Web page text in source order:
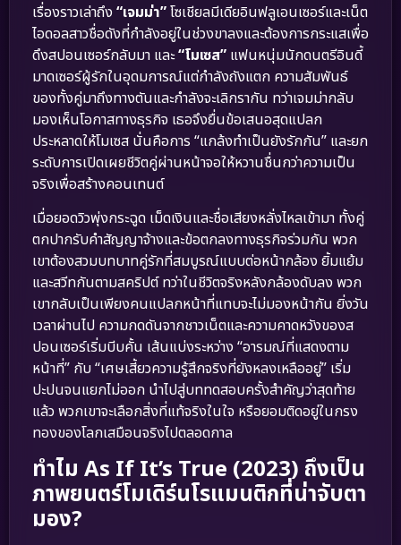
เรื่องราวเล่าถึง “เจมม่า”โซเชียลมีเดียอินฟลูเอนเซอร์และเน็ต
ไอดอลสาวชื่อดังที่กำลังอยู่ในช่วงขาลงและต้องการกระแสเพื่อ
ดึงสปอนเซอร์กลับมา และ“โมเซส” แฟนหนุ่มนักดนตรีอินดี้
มาดเซอร์ผู้รักในอุดมการณ์แต่กำลังถังแตก ความสัมพันธ์
ของทั้งคู่มาถึงทางตันและกำลังจะเลิกรากัน ทว่าเจมม่ากลับ
มองเห็นโอกาสทางธุรกิจ เธอจึงยื่นข้อเสนอสุดแปลก
ประหลาดให้โมเซส นั่นคือการ “แกล้งทำเป็นยังรักกัน” และยก
ระดับการเปิดเผยชีวิตคู่ผ่านหน้าจอให้หวานชื่นกว่าความเป็น
จริงเพื่อสร้างคอนเทนต์
เมื่อยอดวิวพุ่งกระฉูด เม็ดเงินและชื่อเสียงหลั่งไหลเข้ามา ทั้งคู่
ตกปากรับคำสัญญาจ้างและข้อตกลงทางธุรกิจร่วมกัน พวก
เขาต้องสวมบทบาทคู่รักที่สมบูรณ์แบบต่อหน้ากล้อง ยิ้มแย้ม
และสวีทกันตามสคริปต์ ทว่าในชีวิตจริงหลังกล้องดับลง พวก
เขากลับเป็นเพียงคนแปลกหน้าที่แทบจะไม่มองหน้ากัน ยิ่งวัน
เวลาผ่านไป ความกดดันจากชาวเน็ตและความคาดหวังของส
ปอนเซอร์เริ่มบีบคั้น เส้นแบ่งระหว่าง “อารมณ์ที่แสดงตาม
หน้าที่” กับ “เศษเสี้ยวความรู้สึกจริงที่ยังหลงเหลืออยู่” เริ่ม
ปะปนจนแยกไม่ออก นำไปสู่บททดสอบครั้งสำคัญว่าสุดท้าย
แล้ว พวกเขาจะเลือกสิ่งที่แท้จริงในใจ หรือยอมติดอยู่ในกรง
ทองของโลกเสมือนจริงไปตลอดกาล
ทำไม As If It’s True (2023) ถึงเป็น
ภาพยนตร์โมเดิร์นโรแมนติกที่น่าจับตา
มอง?